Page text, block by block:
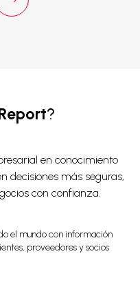
?
en conocimiento
decisiones más seguras,
con confianza.
el mundo con información
proveedores y socios